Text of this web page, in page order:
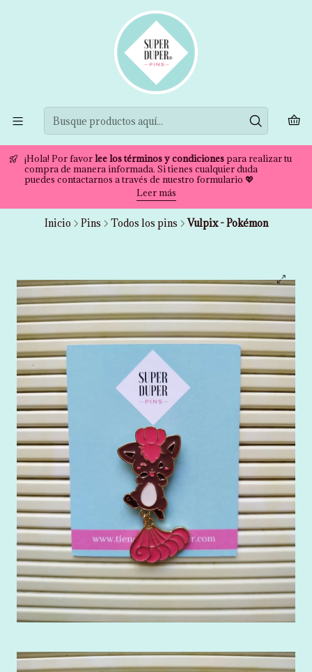
¡Hola! Por favorlee los términos y condicionespara realizar tu
compra de manera informada. Si tienes cualquier duda
puedes contactarnos a través de nuestro formulario 💖
Leer más
Inicio Pins Todos los pins Vulpix - Pokémon